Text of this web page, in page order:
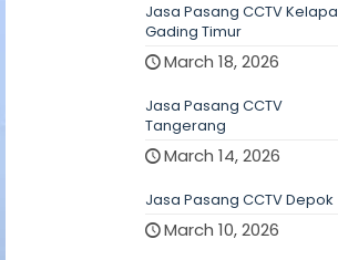
Jasa Pasang CCTV Kelapa
Gading Timur
March 18, 2026
Jasa Pasang CCTV
Tangerang
March 14, 2026
Jasa Pasang CCTV Depok
March 10, 2026